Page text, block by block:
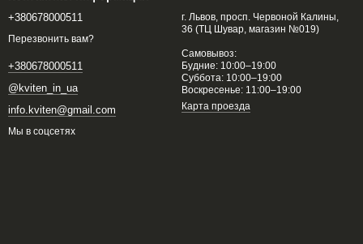
+380678000511
Перезвонить вам?
+380678000511
@kviten_in_ua
info.kviten@gmail.com
г. Львов, просп. Червоной Калины,
36 (ТЦ Шувар, магазин №019)
Самовывоз:
Будние: 10:00–19:00
Суббота: 10:00–19:00
Воскресенье: 11:00–19:00
Карта проезда
Мы в соцсетях